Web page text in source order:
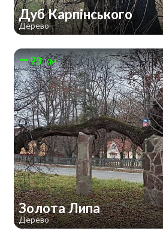
Дуб Карпінського
Дерево
93 км
Золота Липа
Дерево